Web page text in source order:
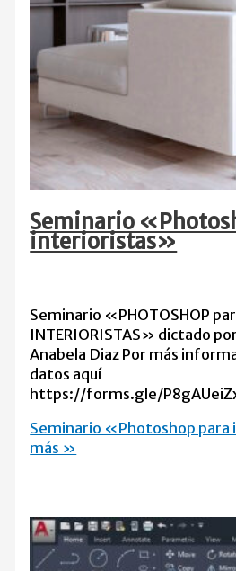
Seminario
interioristas»
Seminario «PHOTOSHOP
INTERIORISTAS» dictado
Anabela Diaz Por más
datos aquí
https://forms.gle/
Seminario «Photoshop
más »